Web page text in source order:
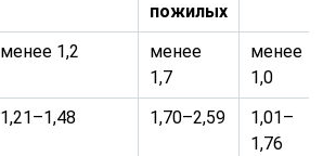
пожилых
менее 1,2
менее
1,7
менее
1,0
1,21–1,48 1,70–2,59
1,01–
1,76